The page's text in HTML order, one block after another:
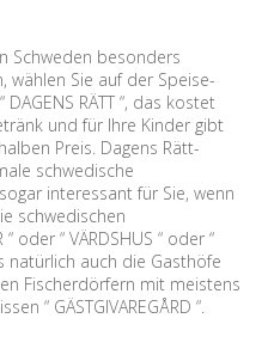
Schweden besonders
wählen Sie auf der Speise-
RÄTT “, das kostet
und für Ihre Kinder gibt
Preis. Dagens Rätt-
schwedische
interessant für Sie, wenn
schwedischen
oder “ VÄRDSHUS “ oder “
natürlich auch die Gasthöfe
Fischerdörfern mit meistens
“ GÄSTGIVAREGÅRD “.